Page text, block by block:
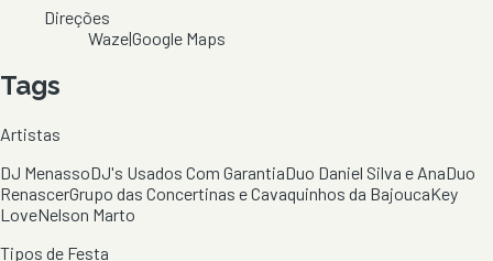
Direções
Waze|Google Maps
Tags
Artistas
DJ MenassoDJ's Usados Com GarantiaDuo Daniel Silva e AnaDuo
RenascerGrupo das Concertinas e Cavaquinhos da BajoucaKey
LoveNelson Marto
Tipos de Festa